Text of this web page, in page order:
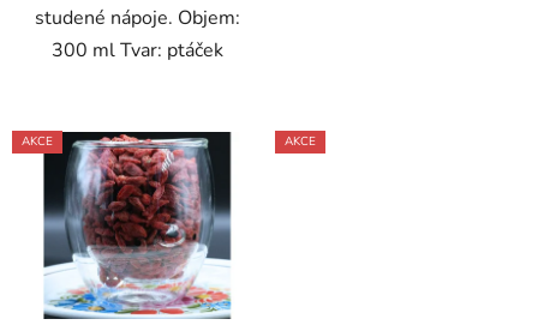
studené nápoje. Objem:
300 ml Tvar: ptáček
AKCE AKCE